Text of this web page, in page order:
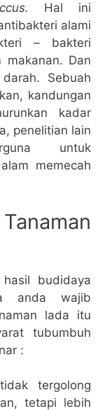
Hal ini
alami
– bakteri
Dan
Sebuah
kandungan
kadar
penelitian lain
untuk
memecah
budidaya
anda wajib
lada itu
tubumbuh
:
tergolong
tetapi lebih